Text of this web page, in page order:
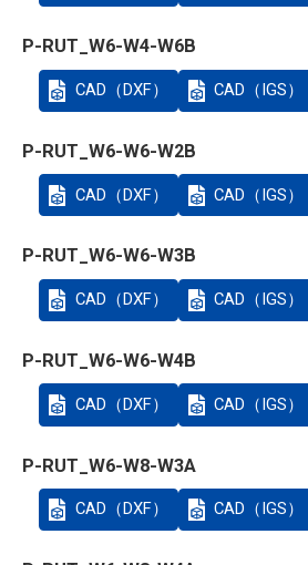
P-RUT_W6-W4-W6B
CAD（DXF） CAD（IGS）
P-RUT_W6-W6-W2B
CAD（DXF） CAD（IGS）
P-RUT_W6-W6-W3B
CAD（DXF） CAD（IGS）
P-RUT_W6-W6-W4B
CAD（DXF） CAD（IGS）
P-RUT_W6-W8-W3A
CAD（DXF） CAD（IGS）